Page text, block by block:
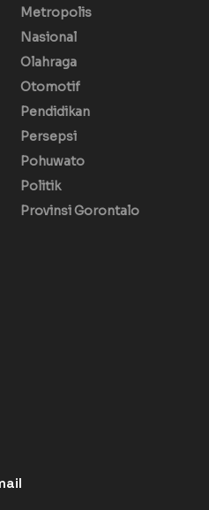
Metropolis
Nasional
Olahraga
Otomotif
Pendidikan
Persepsi
Pohuwato
Politik
Provinsi Gorontalo